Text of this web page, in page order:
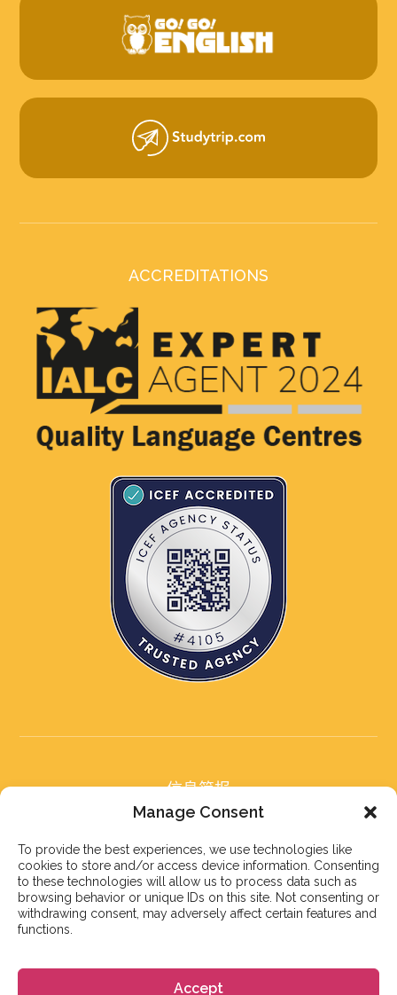
Manage Consent
To provide the best experiences, we use technologies like
cookies to store and/or access device information. Consenting
to these technologies will allow us to process data such as
browsing behavior or unique IDs on this site. Not consenting or
withdrawing consent, may adversely affect certain features and
functions.
Accept
ACCREDITATIONS
信息简报
订阅我们的信息简报
订阅